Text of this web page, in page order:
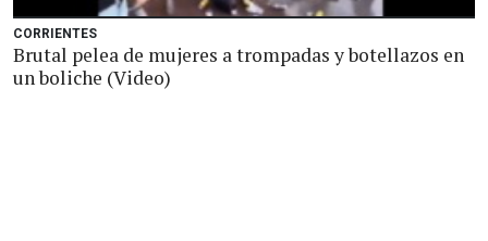
CORRIENTES
Brutal pelea de mujeres a trompadas y botellazos en
un boliche (Video)